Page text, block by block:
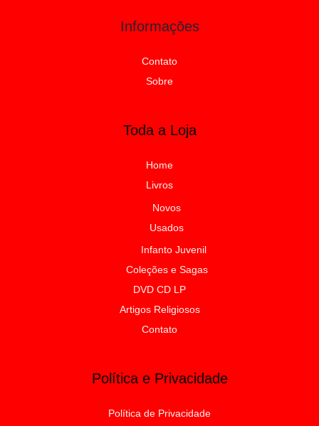
Informações
Contato
Sobre
Toda a Loja
Home
Livros
Novos
Usados
Infanto Juvenil
Coleções e Sagas
DVD CD LP
Artigos Religiosos
Contato
Política e Privacidade
Política de Privacidade